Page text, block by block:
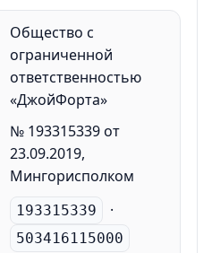
Общество с
ограниченной
ответственностью
«ДжойФорта»
№ 193315339 от
23.09.2019,
Мингорисполком
193315339 ·
503416115000